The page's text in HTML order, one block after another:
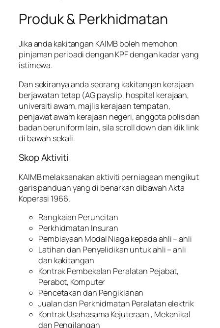
Produk & Perkhidmatan
Jika anda kakitangan KAIMB boleh memohon
pinjaman peribadi dengan KPF dengan kadar yang
istimewa.
Dan sekiranya anda seorang kakitangan kerajaan
berjawatan tetap (AG payslip, hospital kerajaan,
universiti awam, majlis kerajaan tempatan,
penjawat awam kerajaan negeri, anggota polis dan
badan beruniform lain, sila scroll down dan klik link
di bawah sekali.
Skop Aktiviti
KAIMB melaksanakan aktiviti perniagaan mengikut
garis panduan yang di benarkan dibawah Akta
Koperasi 1966.
Rangkaian Peruncitan
Perkhidmatan Insuran
Pembiayaan Modal Niaga kepada ahli – ahli
Latihan dan Penyelidikan untuk ahli – ahli
dan kakitangan
Kontrak Pembekalan Peralatan Pejabat,
Perabot, Komputer
Pencetakan dan Pengiklanan
Jualan dan Perkhidmatan Peralatan elektrik
Kontrak Usahasama Kejuteraan , Mekanikal
dan Pengilangan